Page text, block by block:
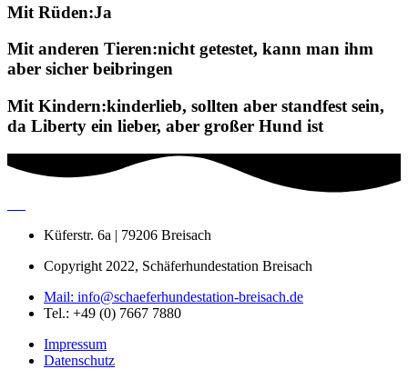
Mit Rüden:Ja
Mit anderen Tieren:nicht getestet, kann man ihm
aber sicher beibringen
Mit Kindern:kinderlieb, sollten aber standfest sein,
da Liberty ein lieber, aber großer Hund ist
Küferstr. 6a | 79206 Breisach
Copyright 2022, Schäferhundestation Breisach
Mail: info@schaeferhundestation-breisach.de
Tel.: +49 (0) 7667 7880
Impressum
Datenschutz